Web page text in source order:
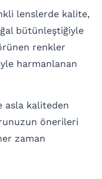
lenslerde kalite,
bütünleştiğiyle
renkler
harmanlanan
asla kaliteden
önerileri
zaman